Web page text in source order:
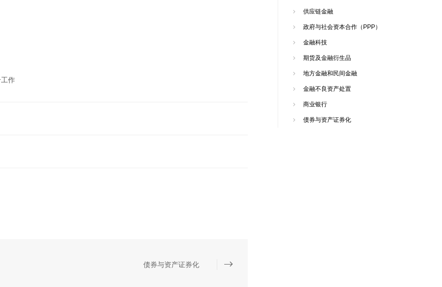
作
债券与资产证券化
供应链金融
政府与社会资本合作（PPP）
金融科技
期货及金融衍生品
地方金融和民间金融
金融不良资产处置
商业银行
债券与资产证券化